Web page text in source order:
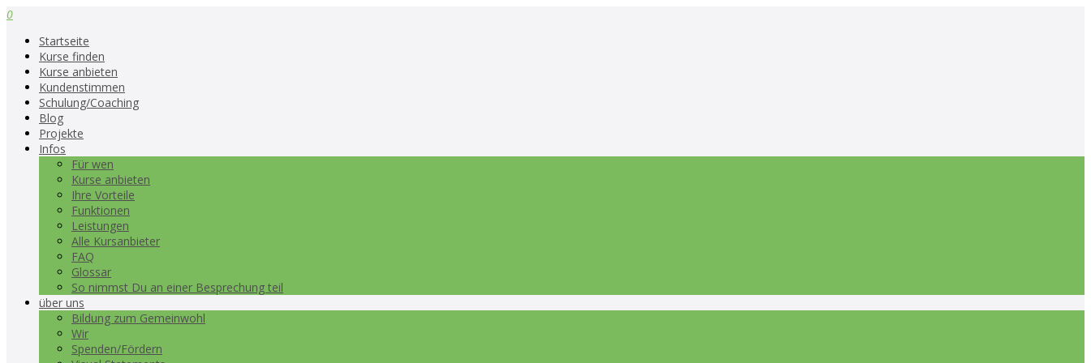
0
Startseite
Kurse finden
Kurse anbieten
Kundenstimmen
Schulung/Coaching
Blog
Projekte
Infos
Für wen
Kurse anbieten
Ihre Vorteile
Funktionen
Leistungen
Alle Kursanbieter
FAQ
Glossar
So nimmst Du an einer Besprechung teil
über uns
Bildung zum Gemeinwohl
Wir
Spenden/Fördern